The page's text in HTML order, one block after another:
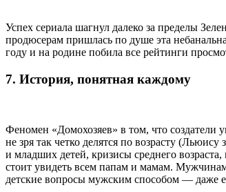
Успех сериала шагнул далеко за пределы
продюсерам пришлась по душе эта
году и на родине побила все рейтинги
7. История, понятная каждому
Феномен «Домохозяев» в том, что создатели
не зря так четко делятся по возрасту
и младших детей, кризисы среднего
стоит увидеть всем папам и мамам.
детские вопросы мужским способом — даже